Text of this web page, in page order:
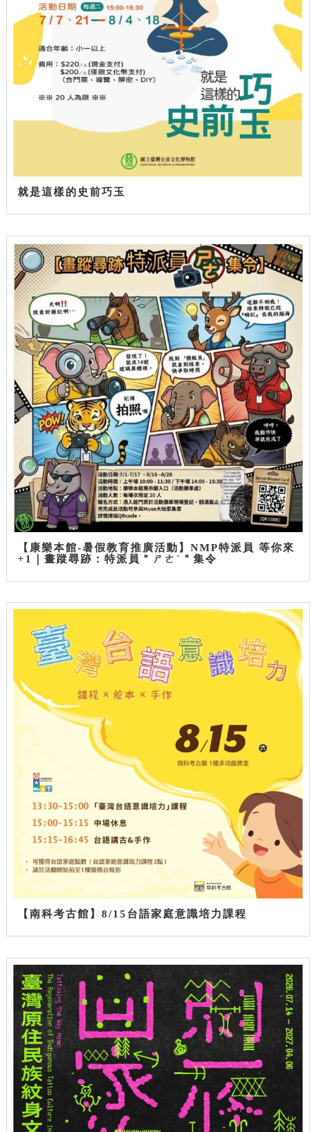
就是這樣的史前巧玉
【康樂本館-暑假教育推廣活動】NMP特派員 等你來
+1｜畫蹤尋跡：特派員＂ㄕㄜˋ＂集令
【南科考古館】8/15台語家庭意識培力課程